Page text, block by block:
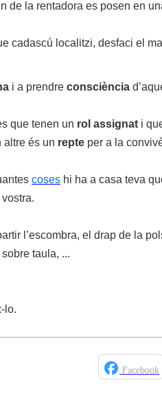
de la rentadora es posen en
cadascú localitzi, desfaci el
i a prendre consciència
que tenen un rol assignat i
altre és un repte per a la
coses hi ha a casa teva
l’escombra, el drap de la
taula, ...
lo.
Facebook